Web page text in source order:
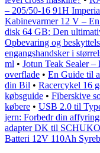
– 205/50-16 91H
Kabinevarmer 12 V –
disk 64 GB: Den
Opbevaring og
engangshandsker i
ml • Jotun Teak Sealer
overflade • En Guide til
din Bil • Racercykel 16
købsguide • Fiberskive
købere • USB 2.0 til
jern: Forbedr din
adapter DK til SCHUKO
Batteri 12V 110Ah